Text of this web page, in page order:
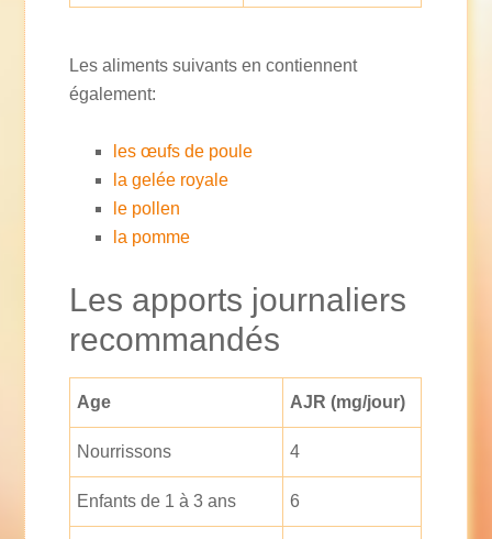
Les aliments suivants en contiennent
également:
les œufs de poule
la gelée royale
le pollen
la pomme
Les apports journaliers
recommandés
Age AJR (mg/jour)
Nourrissons 4
Enfants de 1 à 3 ans 6